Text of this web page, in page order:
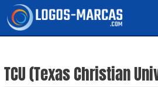
TCU (Texas Christian